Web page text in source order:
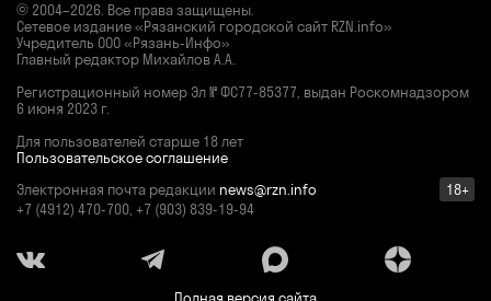
© 2004–2026. Все права защищены.
Сетевое издание «Рязанский городской сайт RZN.info»
Учредитель ООО «Рязань-Инфо»
Главный редактор Михайлов А.А.
Регистрационный номер Эл № ФС77-85377, выдан Роскомнадзором
6 июня 2023 г.
Для пользователей старше 18 лет
Пользовательское соглашение
Электронная почта редакции news@rzn.info
18+
+7 (4912) 470-700, +7 (903) 839-19-94